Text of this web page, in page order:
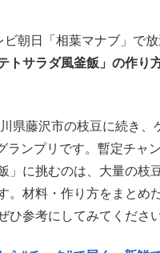
朝日「相葉マナブ」で放
トサラダ風釜飯」の作り
県藤沢市の枝豆に続き、
ランプリです。暫定チャ
」に挑むのは、大量の枝
。材料・作り方をまとめ
ひ参考にしてみてくださ